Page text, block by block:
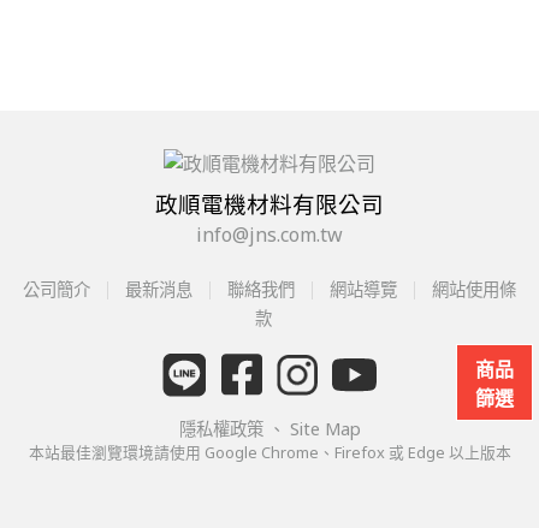
商品
篩選
政順電機材料有限公司
info@jns.com.tw
公司簡介 最新消息 聯絡我們 網站導覽
網站使用條
款
隱私權政策 、 Site Map
本站最佳瀏覽環境請使用 Google Chrome、Firefox 或 Edge 以上版本